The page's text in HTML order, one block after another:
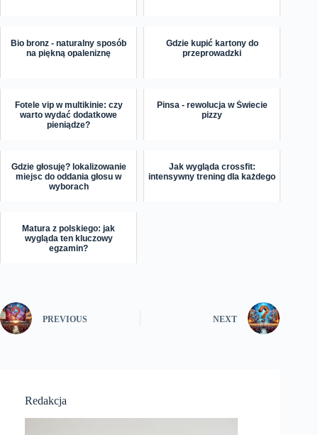
Bio bronz - naturalny sposób
na piękną opaleniznę
Gdzie kupić kartony do
przeprowadzki
Fotele vip w multikinie: czy
warto wydać dodatkowe
pieniądze?
Pinsa - rewolucja w Świecie
pizzy
Gdzie głosuję? lokalizowanie
miejsc do oddania głosu w
wyborach
Jak wygląda crossfit:
intensywny trening dla każdego
Matura z polskiego: jak
wygląda ten kluczowy
egzamin?
PREVIOUS NEXT
Redakcja